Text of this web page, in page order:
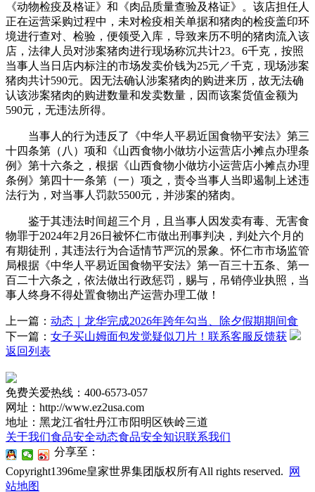
《动物检疫及格证》和《肉品质量查验及格证》。该店担任人
正在运营采购过程中，未对检疫相关单据和猪肉的检疫盖印环
境进行查对、检验，便领受入库，导致来历不明的猪肉流入该
店，法律人员对涉案猪肉进行现场称沉共计23。6千克，按照
当事人当日店内标注的市场发卖价钱为25元／千克，现场涉案
猪肉共计590元。因无法确认涉案猪肉的购进来历，故无法确
认该涉案猪肉的购进数量和发卖数量，因而该案货值金额为
590元，无违法所得。
当事人的行为违反了《中华人平易近国食物平安法》第三
十四条第（八）项和《山西食物小做坊小运营店小摊点办理条
例》第十六条之，根据《山西食物小做坊小运营店小摊点办理
条例》第四十一条第（一）项之，责令当事人当即遏制上述违
法行为，对当事人罚款5500元，并涉案的猪肉。
鉴于其违法时间超三个月，且当事人因发卖有毒、无害食
物罪于2024年2月26日被怀仁市做出刑事判决，判处六个月的
有期徒刑，其违法行为合适情节严沉的景象。怀仁市市场监管
局根据《中华人平易近国食物平安法》第一百三十五条、第一
百二十六条之，依法做出行政惩罚，赐与，吊销停业执照，当
事人终身不得处置食物出产运营办理工做！
上一篇： 动态｜龙华完成2026年跨年勾当、除夕假期期间食
下一篇： 女子买山姆面包发觉疑似刀片！联系客服反馈获
返回列表
免费关爱热线：400-6573-057
网址：http://www.ez2usa.com
地址：黑龙江省牡丹江市阳明区铁岭三道
关于我们食品安全动态食品安全知识联系我们
分享至：
Copyright1396me皇家世界集团版权所有All rights reserved.
网
站地图